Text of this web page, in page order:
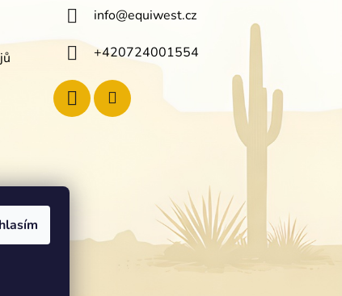
info@equiwest.cz
+420724001554